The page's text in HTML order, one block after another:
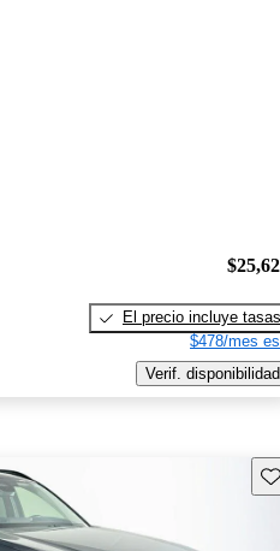
El precio incluye tasas
$478/mes
Verif. disponibilidad